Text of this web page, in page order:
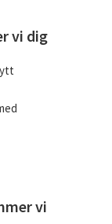
vi dig
vi